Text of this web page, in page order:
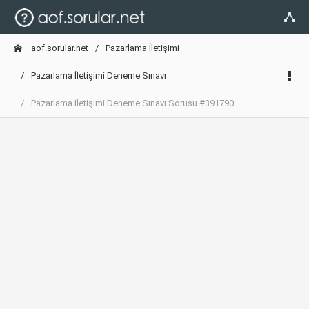
aof.sorular.net Pazarlama İletişimi
Pazarlama İletişimi Deneme Sınavı
Pazarlama İletişimi Deneme Sınavı Sorusu #391790